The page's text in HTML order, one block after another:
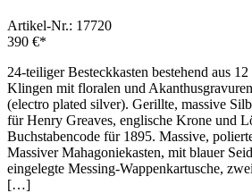
Artikel-Nr.: 17720
390 €*
24-teiliger Besteckkasten bestehend aus
Klingen mit floralen und
(electro plated silver). Gerillte, massive
für Henry Greaves, englische Krone und
Buchstabencode für 1895. Massive,
Massiver Mahagoniekasten, mit blauer
eingelegte Messing-Wappenkartusche,
[…]